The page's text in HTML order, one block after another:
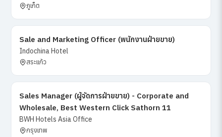
ภูเก็ต
Sale and Marketing Officer (พนักงานฝ่ายขาย)
Indochina Hotel
สระแก้ว
Sales Manager (ผู้จัดการฝ่ายขาย) - Corporate and
Wholesale, Best Western Click Sathorn 11
BWH Hotels Asia Office
กรุงเทพ